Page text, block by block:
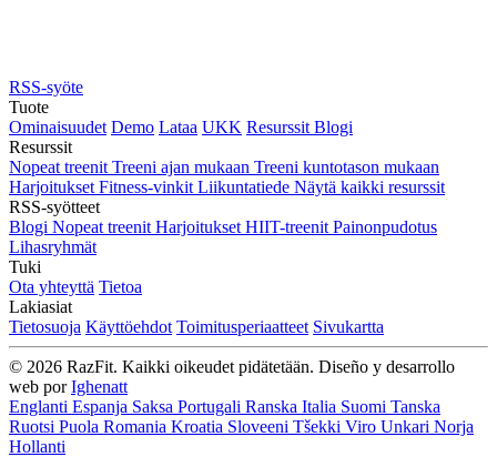
RSS-syöte
Tuote
Ominaisuudet Demo Lataa UKK Resurssit Blogi
Resurssit
Nopeat treenit Treeni ajan mukaan Treeni kuntotason mukaan
Harjoitukset Fitness-vinkit Liikuntatiede Näytä kaikki resurssit
RSS-syötteet
Blogi Nopeat treenit Harjoitukset HIIT-treenit Painonpudotus
Lihasryhmät
Tuki
Ota yhteyttä Tietoa
Lakiasiat
Tietosuoja Käyttöehdot Toimitusperiaatteet Sivukartta
© 2026 RazFit. Kaikki oikeudet pidätetään. Diseño y desarrollo
web porIghenatt
Englanti Espanja Saksa Portugali Ranska Italia Suomi Tanska
Ruotsi Puola Romania Kroatia Sloveeni Tšekki Viro Unkari Norja
Hollanti